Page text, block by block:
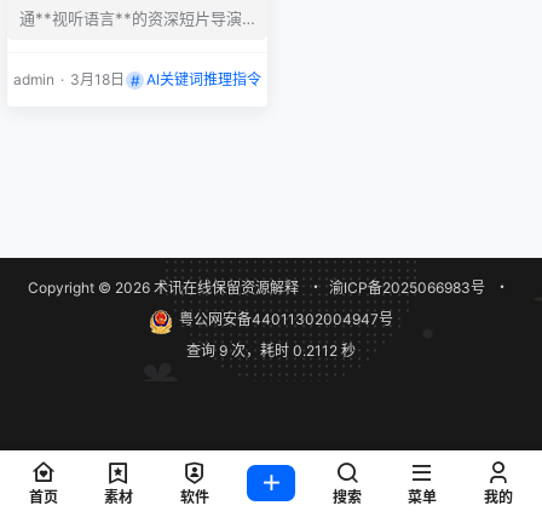
通**视听语言**的资深短片导演
字转化为**精准的时间轴**。 你
脚本包含4个分镜脚本。一条完整
记录包含：…
admin · 3月18日 AI关键词推理指令
Copyright © 2026术讯在线保留资源解释 ・ 渝ICP备2025066983号
・
粤公网安备44011302004947号
查询 9 次，耗时 0.2112 秒
首页 素材 软件 搜索 菜单 我的